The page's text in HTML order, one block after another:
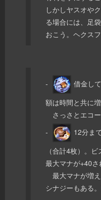
しかしヤスオや
る場合には、足
おこう。ヘクス
-
借金し
額は時間と共に増
さっさとエコー
-
12分ま
（合計4枚）。
最大マナが+40さ
最大マナが増
シナジーもある